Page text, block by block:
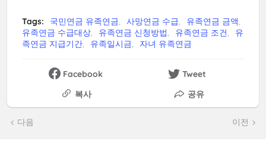
Tags: 국민연금 유족연금 사망연금 수급
유족연금 금액
유족연금 수급대상
유족연금 신청방법 유족연금 조건
유
족연금 지급기간
유족일시금 자녀 유족연금
Facebook
Tweet
복사
공유
다음 이전